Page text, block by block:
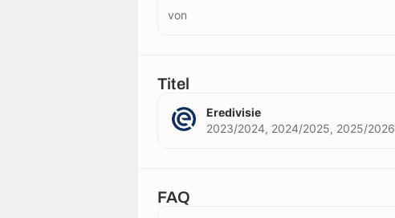
von
Titel
Eredivisie
2023/2024, 2024/2025, 2025/2026
FAQ